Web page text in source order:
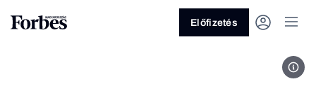
Előfizetés